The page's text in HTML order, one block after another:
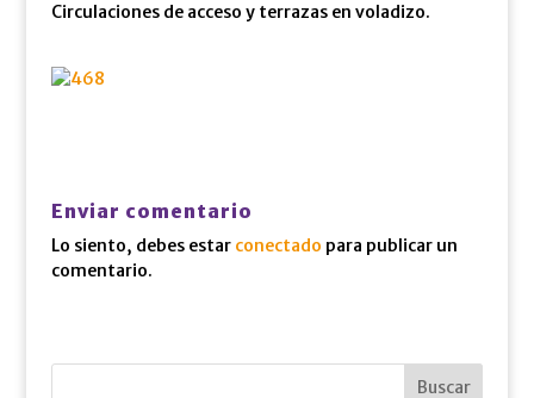
Circulaciones de acceso y terrazas en voladizo.
Enviar comentario
Lo siento, debes estar conectado para publicar un
comentario.